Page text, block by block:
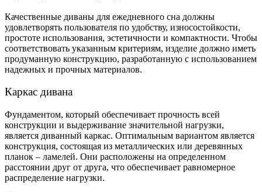
Качественные диваны для ежедневного сна должны
удовлетворять пользователя по удобству, износостойкости,
простоте использования, эстетичности и компактности. Чтобы
соответствовать указанным критериям, изделие должно иметь
продуманную конструкцию, разработанную с использованием
надежных и прочных материалов.
Каркас дивана
Фундаментом, который обеспечивает прочность всей
конструкции и выдерживание значительной нагрузки,
является диванный каркас. Оптимальным вариантом является
конструкция, состоящая из металлических или деревянных
планок – ламелей. Они расположены на определенном
расстоянии друг от друга, что обеспечивает равномерное
распределение нагрузки.